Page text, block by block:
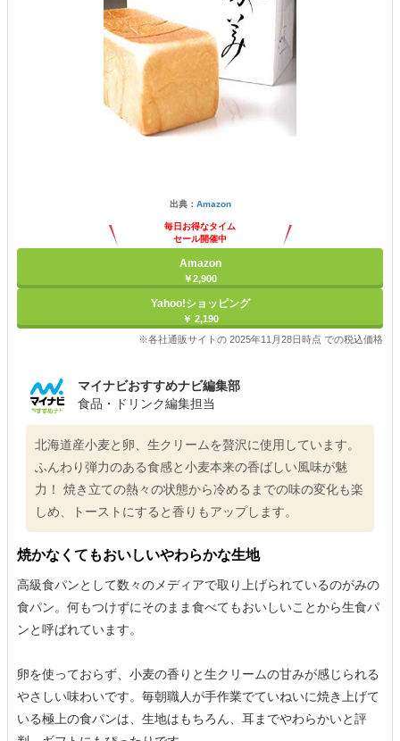
出典： Amazon
毎日お得なタイム
セール開催中
Amazon
￥2,900
Yahoo!ショッピング
￥ 2,190
※各社通販サイトの 2025年11月28日時点 での税込価格
マイナビおすすめナビ編集部
食品・ドリンク編集担当
北海道産小麦と卵、生クリームを贅沢に使用しています。
ふんわり弾力のある食感と小麦本来の香ばしい風味が魅
力！ 焼き立ての熱々の状態から冷めるまでの味の変化も楽
しめ、トーストにすると香りもアップします。
焼かなくてもおいしいやわらかな生地
高級食パンとして数々のメディアで取り上げられているのがみの
食パン。何もつけずにそのまま食べてもおいしいことから生食パ
ンと呼ばれています。
卵を使っておらず、小麦の香りと生クリームの甘みが感じられる
やさしい味わいです。毎朝職人が手作業でていねいに焼き上げて
いる極上の食パンは、生地はもちろん、耳までやわらかいと評